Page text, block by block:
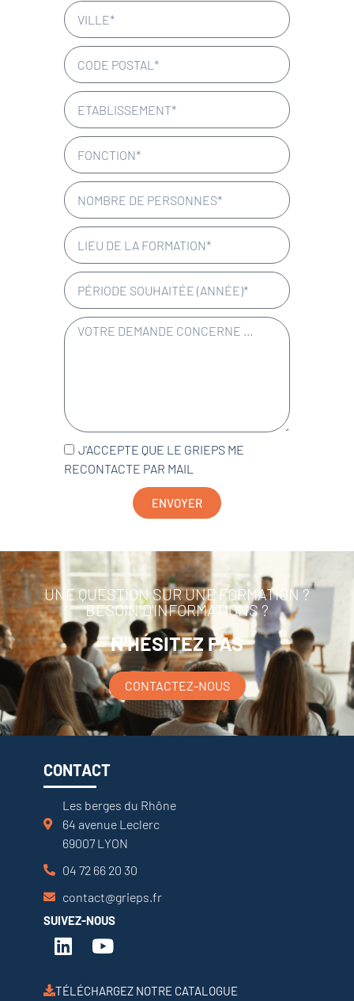
J'ACCEPTE QUE LE GRIEPS ME
RECONTACTE PAR MAIL
ENVOYER
UNE QUESTION SUR UNE FORMATION ?
BESOIN D'INFORMATIONS ?
N'HÉSITEZ PAS
CONTACTEZ-NOUS
CONTACT
Les berges du Rhône
64 avenue Leclerc
69007 LYON
04 72 66 20 30
contact@grieps.fr
SUIVEZ-NOUS
TÉLÉCHARGEZ NOTRE CATALOGUE